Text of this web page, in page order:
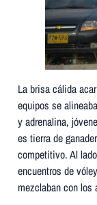
La brisa cálida
equipos se
y adrenalina,
es tierra de
competitivo. Al
encuentros de
mezclaban con los